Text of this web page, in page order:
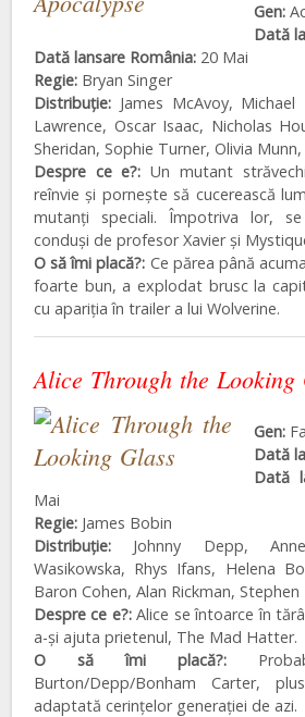
Gen:
Dată
Dată lansare România: 20 Mai
Regie: Bryan Singer
Distribuţie: James McAvoy, Michael
Lawrence, Oscar Isaac, Nicholas
Sheridan, Sophie Turner, Olivia
Despre ce e?: Un mutant
reînvie și pornește să cucerească
mutanți speciali. Împotriva lor,
conduși de profesor Xavier și
O să îmi placă?: Ce părea până
foarte bun, a explodat brusc la
cu apariția în trailer a lui Wolverine.
Alice Through the Looking
Gen:
Dată
Dată
Mai
Regie: James Bobin
Distribuţie: Johnny Depp,
Wasikowska, Rhys Ifans, Helena
Baron Cohen, Alan Rickman, Stephen
Despre ce e?:Alice se întoarce în
a-și ajuta prietenul, The Mad Hatter.
O să îmi placă?:
Burton/Depp/Bonham Carter,
adaptată cerințelor generației de azi.